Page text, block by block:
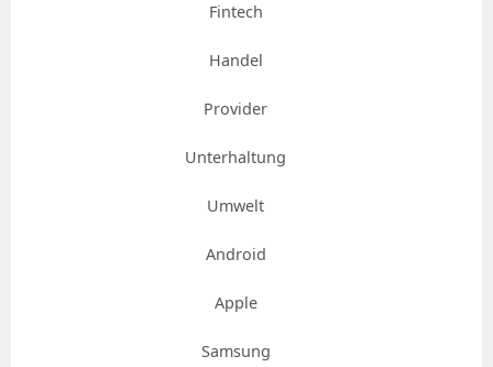
Fintech
Handel
Provider
Unterhaltung
Umwelt
Android
Apple
Samsung